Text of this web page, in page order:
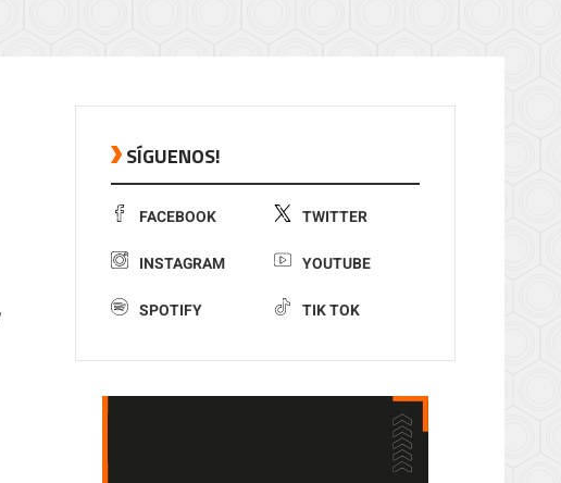
SÍGUENOS!
FACEBOOK TWITTER
INSTAGRAM YOUTUBE
SPOTIFY TIK TOK